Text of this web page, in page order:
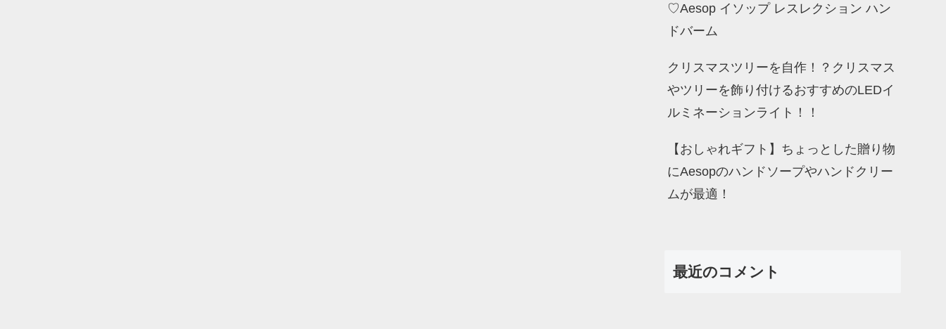
♡Aesop イソップ レスレクション ハン
ドバーム
クリスマスツリーを自作！？クリスマス
やツリーを飾り付けるおすすめのLEDイ
ルミネーションライト！！
【おしゃれギフト】ちょっとした贈り物
にAesopのハンドソープやハンドクリー
ムが最適！
最近のコメント